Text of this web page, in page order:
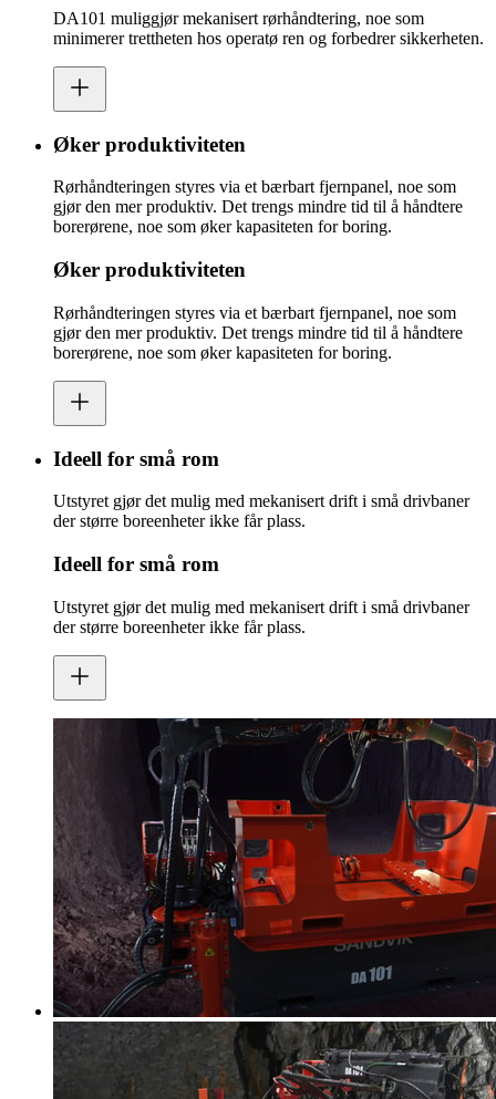
DA101 muliggjør mekanisert rørhåndtering, noe som
minimerer trettheten hos operatø ren og forbedrer sikkerheten.
Øker produktiviteten
Rørhåndteringen styres via et bærbart fjernpanel, noe som
gjør den mer produktiv. Det trengs mindre tid til å håndtere
borerørene, noe som øker kapasiteten for boring.
Øker produktiviteten
Rørhåndteringen styres via et bærbart fjernpanel, noe som
gjør den mer produktiv. Det trengs mindre tid til å håndtere
borerørene, noe som øker kapasiteten for boring.
Ideell for små rom
Utstyret gjør det mulig med mekanisert drift i små drivbaner
der større boreenheter ikke får plass.
Ideell for små rom
Utstyret gjør det mulig med mekanisert drift i små drivbaner
der større boreenheter ikke får plass.